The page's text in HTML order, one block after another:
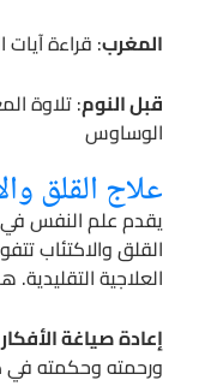
المغرب: قراءة آيات
قبل النوم: تلاوة
الوساوس
علاج القلق
يقدم علم النفس في
القلق والاكتئاب
العلاجية
إعادة صياغة
ورحمته وحكمته